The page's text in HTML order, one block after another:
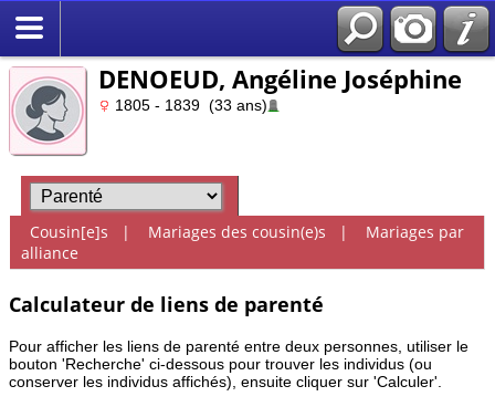
DENOEUD, Angéline Joséphine
1805 - 1839 (33 ans)
Cousin[e]s | Mariages des cousin(e)s |
Mariages par
alliance
Calculateur de liens de parenté
Pour afficher les liens de parenté entre deux personnes, utiliser le
bouton 'Recherche' ci-dessous pour trouver les individus (ou
conserver les individus affichés), ensuite cliquer sur 'Calculer'.